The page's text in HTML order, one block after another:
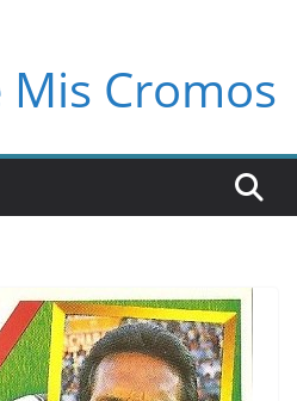
Mis Cromos